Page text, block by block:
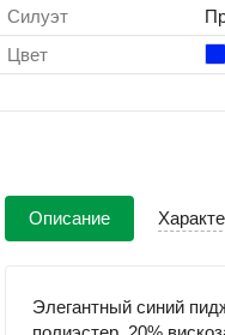
Силуэт
Цвет
Описание
Элегантный синий